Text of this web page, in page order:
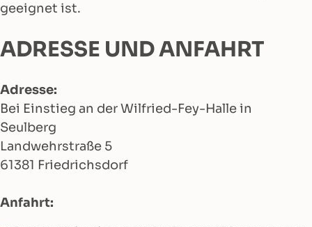
geeignet ist.
ADRESSE UND ANFAHRT
Adresse:
Bei Einstieg an der Wilfried-Fey-Halle in
Seulberg
Landwehrstraße 5
61381 Friedrichsdorf
Anfahrt: